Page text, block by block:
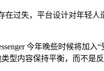
过失，平台设计对年轻
今年晚些时候将加入
型内容保持平衡，而不是